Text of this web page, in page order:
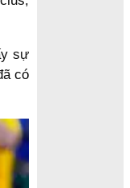
sự
có